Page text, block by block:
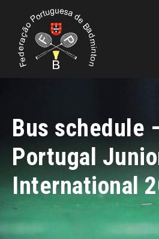
Bus schedule
Portugal
International